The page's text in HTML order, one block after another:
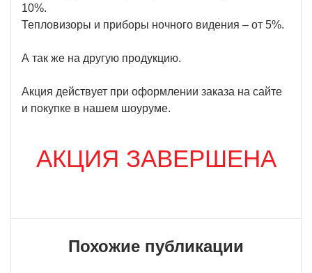
10%.
Тепловизоры и приборы ночного видения – от 5%.
А так же на другую продукцию.
Акция действует при оформлении заказа на сайте
и покупке в нашем шоуруме.
АКЦИЯ ЗАВЕРШЕНА
Похожие публикации